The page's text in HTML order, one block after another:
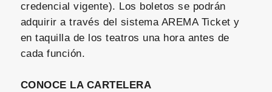
credencial vigente). Los boletos se podrán
adquirir a través del sistema AREMA Ticket y
en taquilla de los teatros una hora antes de
cada función.
CONOCE LA CARTELERA